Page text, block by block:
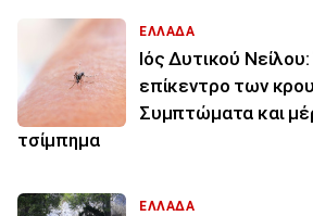
ΕΛΛΑΔΑ
Ιός Δυτικού
επίκεντρο των
Συμπτώματα και
τσίμπημα
ΕΛΛΑΔΑ